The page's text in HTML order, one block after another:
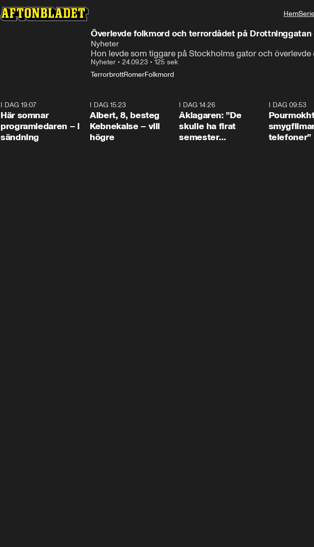
Hem
Överlevde folkmord och terrordådet på Drottninggatan
Nyheter
Hon levde som tiggare på Stockholms gator och
Nyheter • 24.09.23 • 125 sek
TerrorbrottRomerFolkmord
I DAG 19:07
Här somnar
programledaren – i
sändning
I DAG 15:23
Albert, 8, besteg
Kebnekaise – vill
högre
I DAG 14:26
Åklagaren: ”De
skulle ha firat
semester
I DAG 09:53
telefoner”